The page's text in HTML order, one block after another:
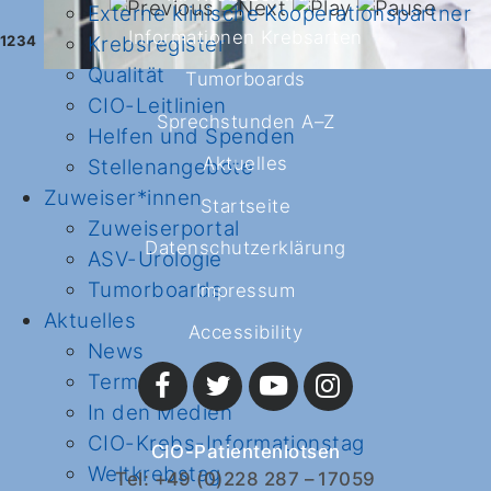
1234
Externe klinische Kooperationspartner
Krebsregister
Qualität
CIO-Leitlinien
Helfen und Spenden
Stellenangebote
Zuweiser*innen
Zuweiserportal
ASV-Urologie
Tumorboards
Aktuelles
News
Termine
In den Medien
CIO-Krebs-Informationstag
Weltkrebstag
Informationen Krebsarten
Tumorboards
Sprechstunden A–Z
Aktuelles
Startseite
Datenschutzerklärung
Impressum
Accessibility
CIO-Patientenlotsen
Tel: +49 (0)228 287 – 17059